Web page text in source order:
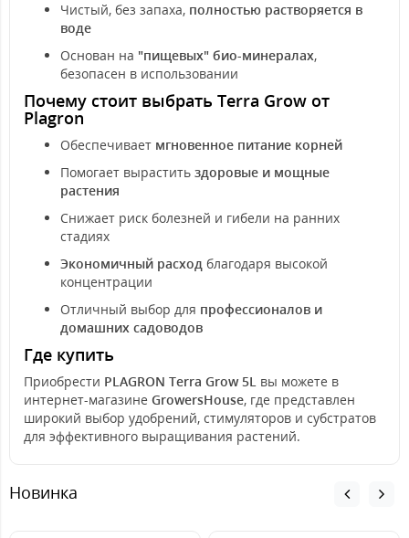
Чистый, без запаха, полностью растворяется в
воде
Основан на "пищевых" био-минералах,
безопасен в использовании
Почему стоит выбрать Terra Grow от
Plagron
Обеспечивает мгновенное питание корней
Помогает вырастить здоровые и мощные
растения
Снижает риск болезней и гибели на ранних
стадиях
Экономичный расход благодаря высокой
концентрации
Отличный выбор для профессионалов и
домашних садоводов
Где купить
Приобрести PLAGRON Terra Grow 5L вы можете в
интернет-магазине GrowersHouse, где представлен
широкий выбор удобрений, стимуляторов и субстратов
для эффективного выращивания растений.
Новинка